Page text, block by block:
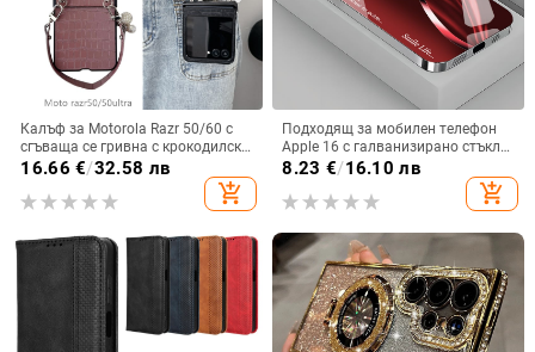
Калъф за Motorola Razr 50/60 с
сгъваща се гривна с крокодилски
релеф
16.66 €/32.58 лв
add_shopping_cart
Подходящ за мобилен телефон
Apple 16 с галванизирано стъкло
и ослепителна течаща светлина,
семпъл iPhone 17 Pro, модерен и
лек луксозен 14 Plus.
8.23 €/16.10 лв
add_shopping_cart